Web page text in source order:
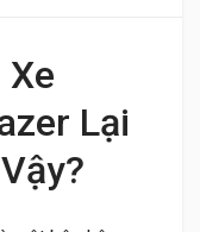
Lại